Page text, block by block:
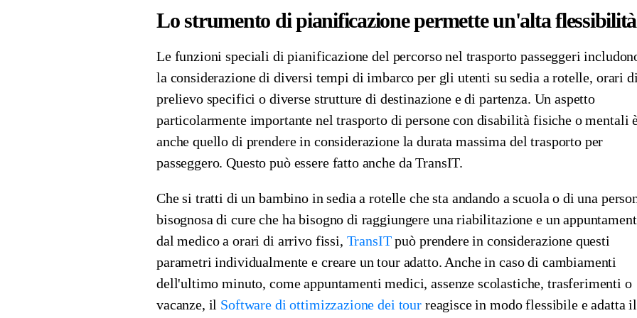
Lo strumento di pianificazione permette un'alta flessibilità
Le funzioni speciali di pianificazione del percorso nel trasporto passeggeri
la considerazione di diversi tempi di imbarco per gli utenti su sedia a rotelle, orari di
prelievo specifici o diverse strutture di destinazione e di partenza. Un aspetto
particolarmente importante nel trasporto di persone con disabilità fisiche o mentali
anche quello di prendere in considerazione la durata massima del trasporto per
passeggero. Questo può essere fatto anche da TransIT.
Che si tratti di un bambino in sedia a rotelle che sta andando a scuola o di una
bisognosa di cure che ha bisogno di raggiungere una riabilitazione e un
dal medico a orari di arrivo fissi, TransITpuò prendere in considerazione questi
parametri individualmente e creare un tour adatto. Anche in caso di cambiamenti
dell'ultimo minuto, come appuntamenti medici, assenze scolastiche, trasferimenti o
vacanze, il Software di ottimizzazione dei tourreagisce in modo flessibile e adatta il